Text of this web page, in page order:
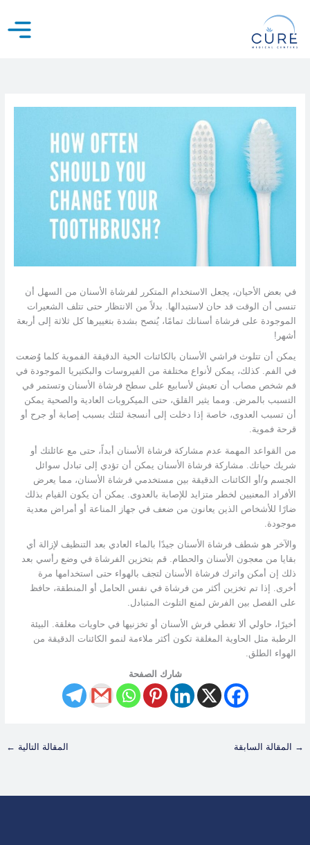
المحتوى
في بعض الأحيان، يجعل الاستخدام المتكرر لفرشاة الأسنان من السهل أن
تنسى أن الوقت قد حان لاستبدالها. بدلاً من الانتظار حتى تتلف الشعيرات
الموجودة على فرشاة أسنانك تمامًا، يُنصح بشدة بتغييرها كل ثلاثة إلى أربعة
أشهر!
يمكن أن تتلوث فراشي الأسنان بالكائنات الحية الدقيقة الفموية كلما وُضعت
في الفم. كذلك، يمكن لأنواع مختلفة من الفيروسات والبكتيريا الموجودة في
فم شخص مصاب أن تعيش لأسابيع على سطح فرشاة الأسنان وتستمر في
التسبب بالمرض. ومما يثير القلق، حتى الميكروبات العادية والصحية يمكن
أن تسبب العدوى، خاصة إذا دخلت إلى أنسجة لثتك بسبب إصابة أو جرح أو
قرحة فموية.
من القواعد المهمة عدم مشاركة فرشاة الأسنان أبداً، حتى مع عائلتك أو
شريك حياتك. مشاركة فرشاة الأسنان يمكن أن تؤدي إلى تبادل سوائل
الجسم و/أو الكائنات الدقيقة بين مستخدمي فرشاة الأسنان، مما يعرض
الأفراد المعنيين لخطر متزايد للإصابة بالعدوى. يمكن أن يكون القيام بذلك
ضارًا للأشخاص الذين يعانون من ضعف في جهاز المناعة أو أمراض معدية
موجودة.
والآخر هو شطف فرشاة الأسنان جيدًا بالماء العادي بعد التنظيف لإزالة أي
بقايا من معجون الأسنان والحطام. قم بتخزين الفرشاة في وضع رأسي بعد
ذلك إن أمكن واترك فرشاة الأسنان لتجف بالهواء حتى استخدامها مرة
أخرى. إذا تم تخزين أكثر من فرشاة في نفس الحامل أو المنطقة، حافظ
على الفصل بين الفرش لمنع التلوث المتبادل.
أخيرًا، حاولي ألا تغطي فرش الأسنان أو تخزنيها في حاويات مغلقة. البيئة
الرطبة مثل الحاوية المغلقة تكون أكثر ملاءمة لنمو الكائنات الدقيقة من
الهواء الطلق.
شارك الصفحة
→ المقالة السابقة المقالة التالية ←